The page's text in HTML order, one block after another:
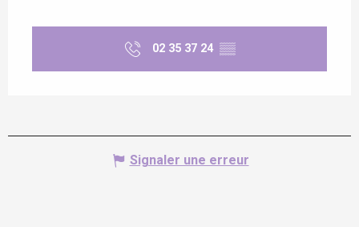
02 35 37 24 ▒▒
Signaler une erreur